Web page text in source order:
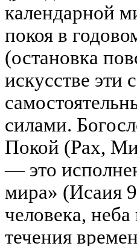
календарной
покоя в
(остановка
искусстве эти
силами.
Покой (Pax,
— это
мира» (Исаия
человека,
течения